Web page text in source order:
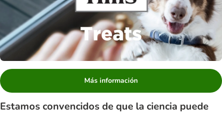
Más información
Estamos convencidos de que la ciencia puede